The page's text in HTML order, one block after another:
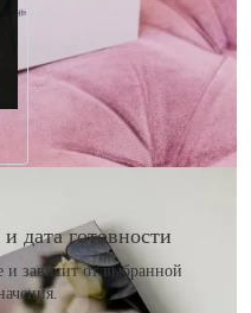
дата готовности
и зависит от выбранной